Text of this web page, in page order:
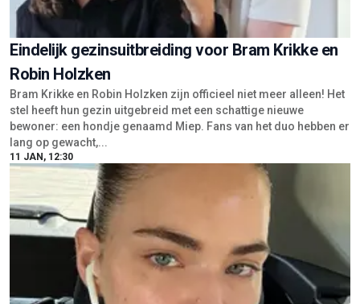
Eindelijk gezinsuitbreiding voor Bram Krikke en
Robin Holzken
Bram Krikke en Robin Holzken zijn officieel niet meer alleen! Het
stel heeft hun gezin uitgebreid met een schattige nieuwe
bewoner: een hondje genaamd Miep. Fans van het duo hebben er
lang op gewacht,...
11 JAN, 12:30